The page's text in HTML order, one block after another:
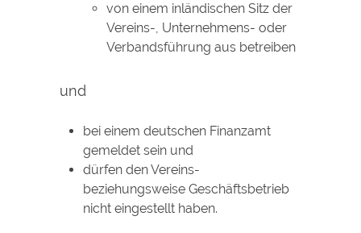
von einem inländischen Sitz der
Vereins-, Unternehmens- oder
Verbandsführung aus betreiben
und
bei einem deutschen Finanzamt
gemeldet sein und
dürfen den Vereins-
beziehungsweise Geschäftsbetrieb
nicht eingestellt haben.